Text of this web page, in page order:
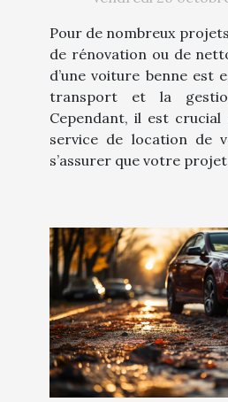
de voiture benne ?
Pour de nombreux
de rénovation ou de
d’une voiture benne est
transport et la
Cependant, il est
service de location de
s’assurer que votre